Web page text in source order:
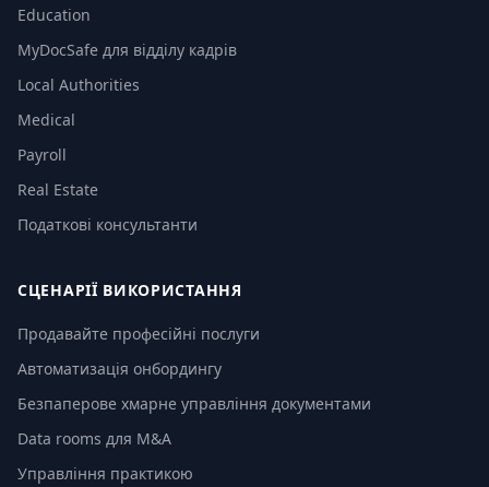
Education
MyDocSafe для відділу кадрів
Local Authorities
Medical
Payroll
Real Estate
Податкові консультанти
СЦЕНАРІЇ ВИКОРИСТАННЯ
Продавайте професійні послуги
Автоматизація онбордингу
Безпаперове хмарне управління документами
Data rooms для M&A
Управління практикою